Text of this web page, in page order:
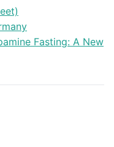
Fasting: A New